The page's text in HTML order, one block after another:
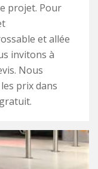
projet. Pour
et allée
invitons à
Nous
prix dans